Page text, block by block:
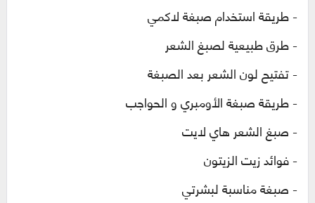
-طريقة استخدام صبغة لاكمي
-طرق طبيعية لصبغ الشعر
-تفتيح لون الشعر بعد الصبغة
-طريقة صبغة الأومبري و الحواجب
-صبغ الشعر هاي لايت
-فوائد زيت الزيتون
-صبغة مناسبة لبشرتي